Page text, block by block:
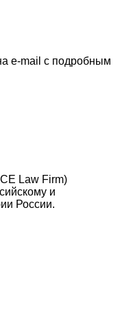
e-mail с подробным
Law Firm)
и
России.